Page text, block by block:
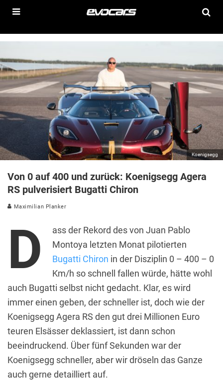
Koenigsegg
Von 0 auf 400 und zurück: Koenigsegg Agera
RS pulverisiert Bugatti Chiron
Maximilian Planker
D
ass der Rekord des von Juan Pablo
Montoya letzten Monat pilotierten
Bugatti Chiron in der Disziplin 0 – 400 – 0
Km/h so schnell fallen würde, hätte wohl
auch Bugatti selbst nicht gedacht. Klar, es wird
immer einen geben, der schneller ist, doch wie der
Koenigsegg Agera RS den gut drei Millionen Euro
teuren Elsässer deklassiert, ist dann schon
beeindruckend. Über fünf Sekunden war der
Koenigsegg schneller, aber wir dröseln das Ganze
auch gerne detailliert auf.